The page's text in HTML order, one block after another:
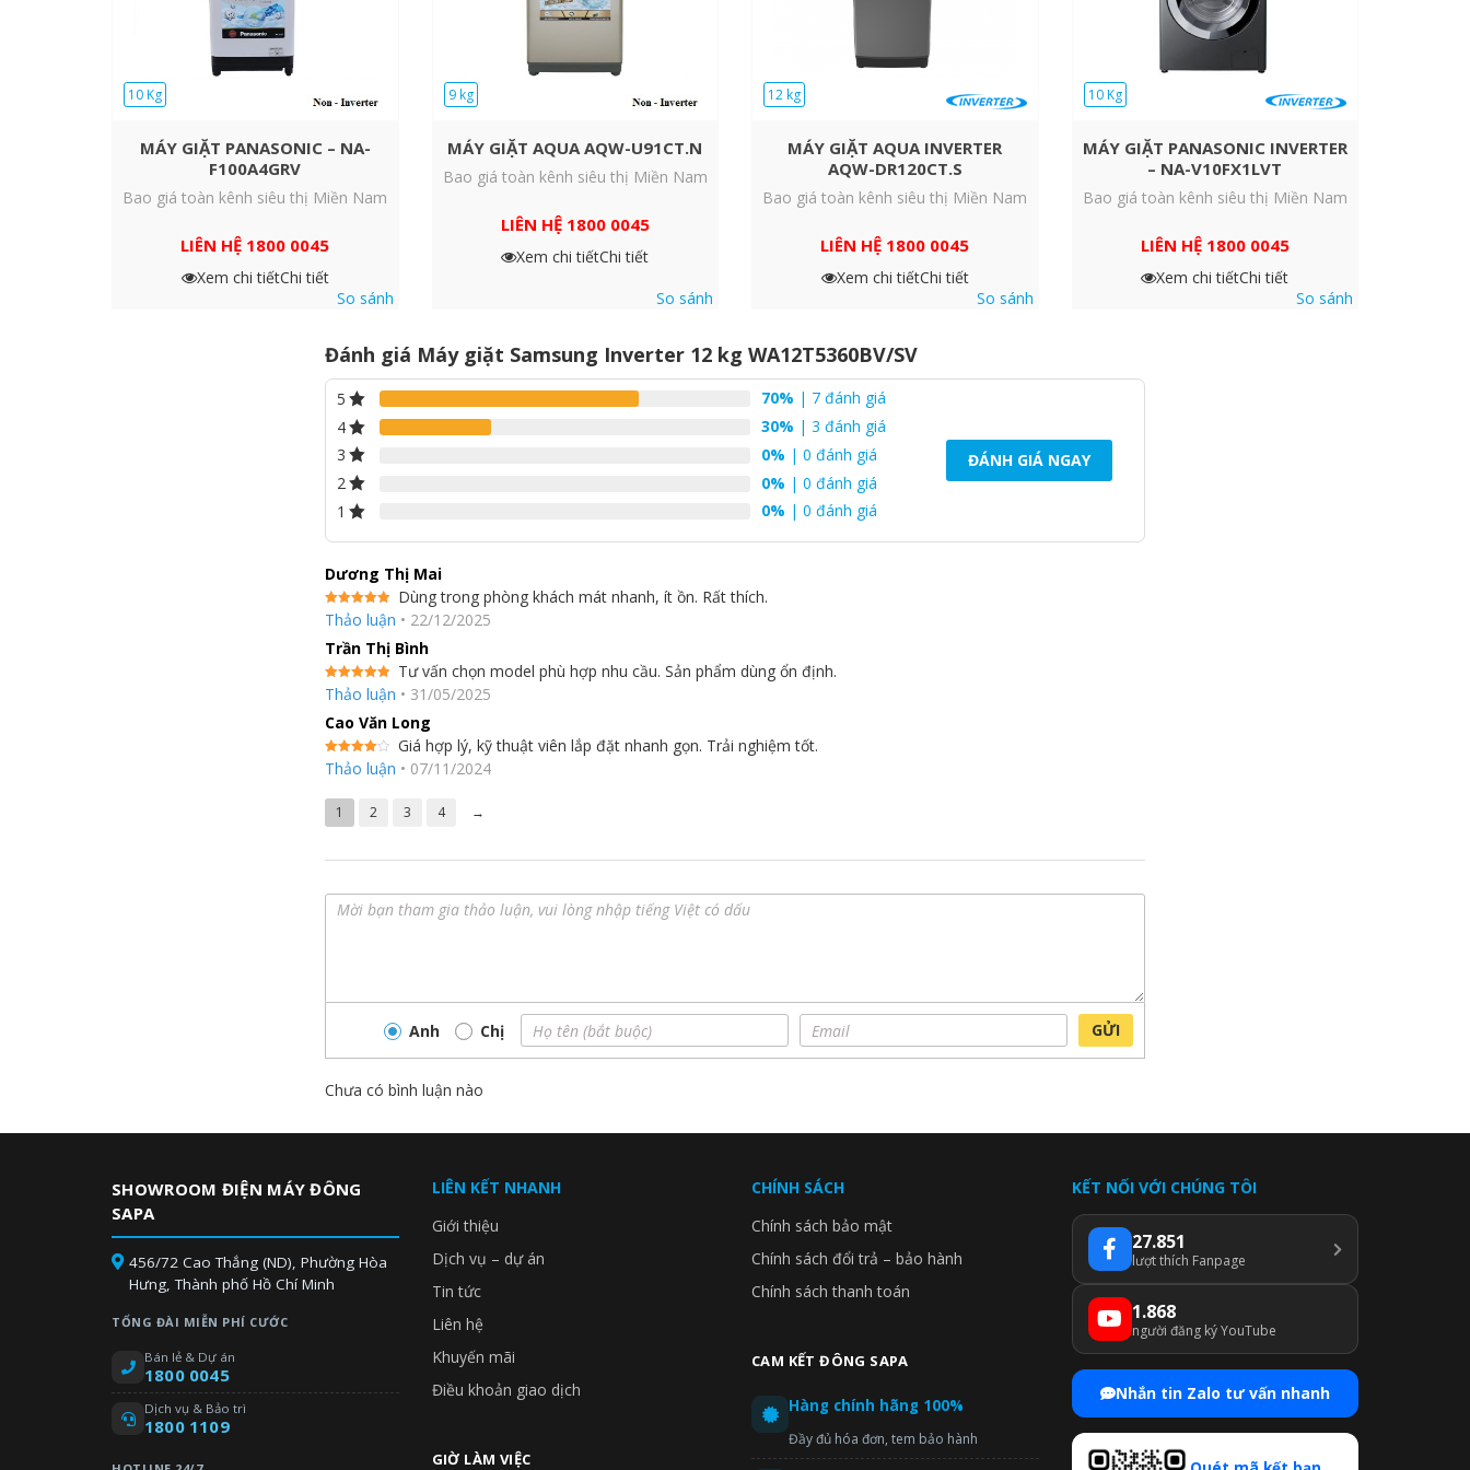
Giặt Sạch Sâu Hiệu Quả
Chế độ Intensive Wash có thể được sử dụng trong bất kỳ quy trình giặt nào. Nhanh chóng hòa tan bột giặt và giúp
nước thẩm thấu sâu vào vải, nhằm loại bỏ hiệu quả các vết bẩn cứng đầu như trà, rượu hoặc mỹ phẩm.
Lưu Giữ Hương Thơm Bền Lâu
Lọc Sạch Xơ Vải, Dễ Dàng Vệ Sinh
Bộ lọc Magic Filter lọc sạch xơ vải, lông tơ và bụi bẩn, giữ quần áo luôn sạch và giảm nguy cơ tắc nghẽn đường ống
thoát nước. Thiết kế bộ lọc mới với kích thước lớn hơn, dễ dàng tháo rời, thuận tiện cho việc vệ sinh.
10 Kg
MÁY GIẶT PANASONIC – NA-
F100A4GRV
Bao giá toàn kênh siêu thị Miền Nam
LIÊN HỆ 1800 0045
Xem chi tiếtChi tiết
So sánh
9 kg
MÁY GIẶT AQUA AQW-U91CT.N
Bao giá toàn kênh siêu thị Miền Nam
LIÊN HỆ 1800 0045
Xem chi tiếtChi tiết
So sánh
12 kg
MÁY GIẶT AQUA INVERTER
AQW-DR120CT.S
Bao giá toàn kênh siêu thị Miền Nam
LIÊN HỆ 1800 0045
Xem chi tiếtChi tiết
So sánh
10 Kg
MÁY GIẶT PANASONIC INVERTER
– NA-V10FX1LVT
Bao giá toàn kênh siêu thị Miền Nam
LIÊN HỆ 1800 0045
Xem chi tiếtChi tiết
So sánh
Đánh giá Máy giặt Samsung Inverter 12 kg WA12T5360BV/SV
5 70% | 7 đánh giá
4
30% | 3 đánh giá
3
0% | 0 đánh giá
2
0% | 0 đánh giá
1
0% | 0 đánh giá
ĐÁNH GIÁ NGAY
Dương Thị Mai
Được xếp
hạng5 5
sao
Dùng trong phòng khách mát nhanh, ít ồn. Rất thích.
Thảo luận • 22/12/2025
Trần Thị Bình
Được xếp
hạng5 5
Tư vấn chọn model phù hợp nhu cầu. Sản phẩm dùng ổn định.
Thảo luận • 31/05/2025
Cao Văn Long
Được
xếp hạng
Giá hợp lý, kỹ thuật viên lắp đặt nhanh gọn. Trải nghiệm tốt.
Thảo luận • 07/11/2024
1 2 3 4 →
Anh Chị GỬI
Chưa có bình luận nào
SHOWROOM ĐIỆN MÁY ĐÔNG
SAPA
456/72 Cao Thắng (ND), Phường Hòa
Hưng, Thành phố Hồ Chí Minh
TỔNG ĐÀI MIỄN PHÍ CƯỚC
Bán lẻ & Dự án
1800 0045
Dịch vụ & Bảo trì
1800 1109
LIÊN KẾT NHANH
Giới thiệu
Dịch vụ – dự án
Tin tức
Liên hệ
Khuyến mãi
Điều khoản giao dịch
GIỜ LÀM VIỆC
CHÍNH SÁCH
Chính sách bảo mật
Chính sách đổi trả – bảo hành
Chính sách thanh toán
CAM KẾT ĐÔNG SAPA
Hàng chính hãng 100%
Đầy đủ hóa đơn, tem bảo hành
KẾT NỐI VỚI CHÚNG TÔI
27.851
lượt thích Fanpage
1.868
người đăng ký YouTube
Nhắn tin Zalo tư vấn nhanh